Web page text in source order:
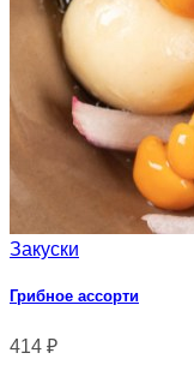
Закуски
Грибное ассорти
414 ₽